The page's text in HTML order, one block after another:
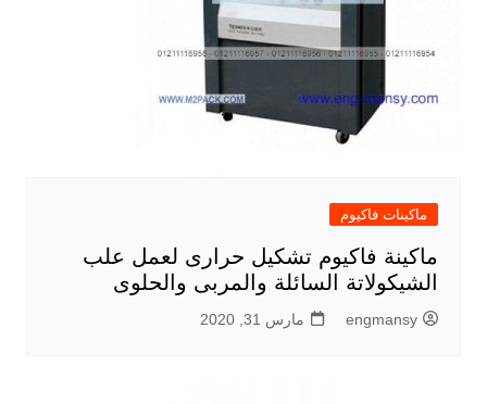
ماكينات فاكيوم
ماكينة فاكيوم تشكيل حرارى لعمل علب
الشيكولاتة السائلة والمربى والحلوى
engmansy مارس 31, 2020